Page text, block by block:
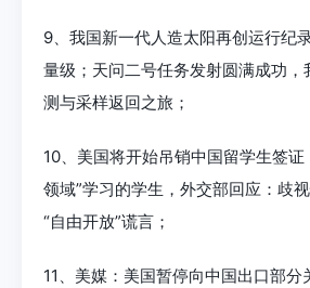
9、我国新一代人造太阳再创运行纪
量级；天问二号任务发射圆满成功，
测与采样返回之旅；
10、美国将开始吊销中国留学生签
领域”学习的学生，外交部回应：歧
“自由开放”谎言；
11、美媒：美国暂停向中国出口部分